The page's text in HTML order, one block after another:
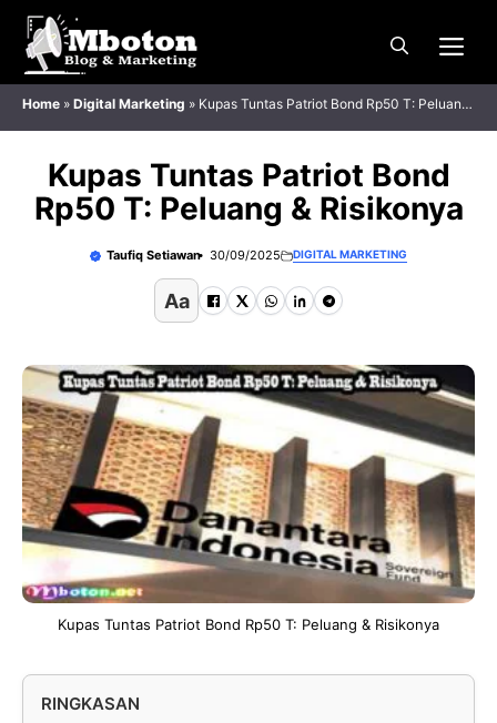
Langsung
Home » Digital Marketing » Kupas Tuntas Patriot Bond Rp50 T: Peluang
& Risikonya
Kupas Tuntas Patriot Bond
Rp50 T: Peluang & Risikonya
Taufiq Setiawan 30/09/2025 DIGITAL MARKETING
Aa
Kupas Tuntas Patriot Bond Rp50 T: Peluang & Risikonya
RINGKASAN